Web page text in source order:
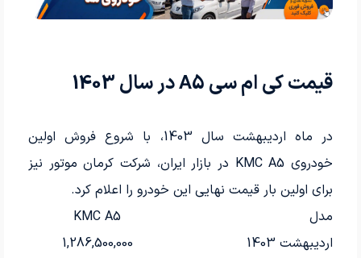
قیمت کی ام سی A5 در سال 1403
در ماه اردیبهشت سال 1403، با شروع فروش اولین
خودروی KMC A5 در بازار ایران، شرکت کرمان موتور نیز
برای اولین بار قیمت نهایی این خودرو را اعلام کرد.
مدل
KMC A5
اردیبهشت 1403
1,286,500,000